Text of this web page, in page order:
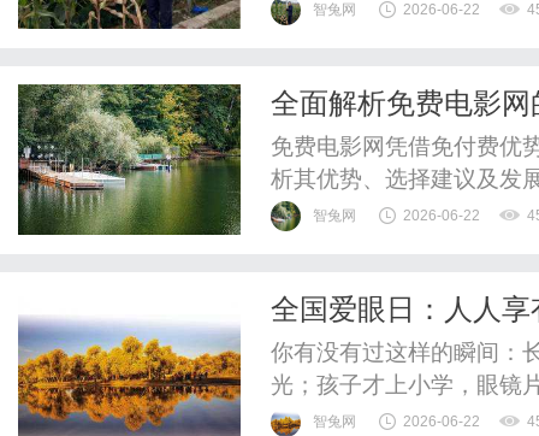
智兔网 2026-06-22
全面解析免费电影
视资源
免费电影网凭借免付费优
析其优势、选择建议及发
智兔网 2026-06-22
全国爱眼日：人人享
你有没有过这样的瞬间：
光；孩子才上小学，眼镜
字体调到最大还是模糊；
智兔网 2026-06-22